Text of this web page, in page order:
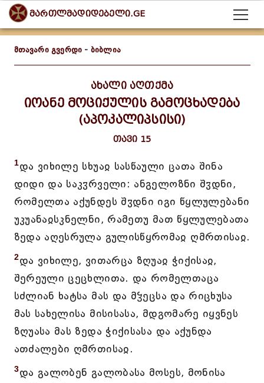
მართლმადიდებელი.GE
მთავარი გვერდი - ბიბლია
ახალი აღთქმა
იოანე მოციქულის გამოცხადება
(აპოკალიპსისი)
თავი 15
1და ვიხილე სხუაჲ სასწაული ცათა შინა
დიდი და საკჳრველი: ანგელოზნი შჳდნი,
რომელთა აქუნდეს შჳდნი იგი წყლულებანი
უკუანაჲსკნელნი, რამეთუ მათ წყლულებათა
ზედა აღესრულა გულისწყრომაჲ ღმრთისაჲ.
2და ვიხილე, ვითარცა ზღუაჲ ჭიქისაჲ,
შერეული ცეცხლითა. და რომელთაცა
სძლიან ხატსა მას და მჴეცსა და რიცხუსა
მას სახელისა მისისასა, მდგომარე იყვნეს
ზღუასა მას ზედა ჭიქისასა და აქუნდა
ათძალები ღმრთისაჲ.
3და გალობენ გალობასა მოსეს, მონისა